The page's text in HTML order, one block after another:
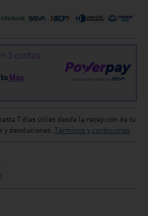
7 días útiles desde la recepción de tu
devoluciones. Términos y condiciones